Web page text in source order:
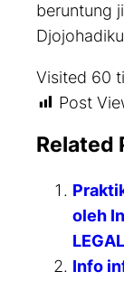
beruntung
Visited 60
Post
Related
oleh
Info